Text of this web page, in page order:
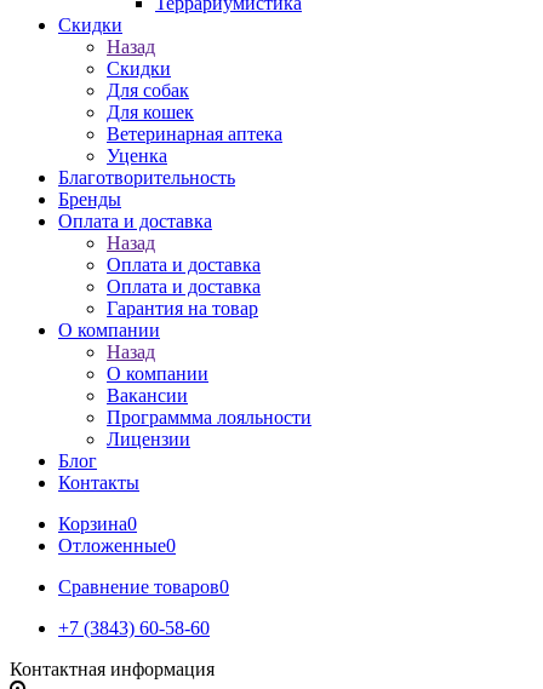
Скидки
Назад
Скидки
Для собак
Для кошек
Ветеринарная аптека
Уценка
Благотворительность
Бренды
Оплата и доставка
Назад
Оплата и доставка
Оплата и доставка
Гарантия на товар
О компании
Назад
О компании
Вакансии
Программма лояльности
Лицензии
Блог
Контакты
Корзина0
Отложенные0
Сравнение товаров0
+7 (3843) 60-58-60
Контактная информация